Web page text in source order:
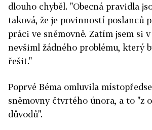
dlouho chyběl. "Obecná pravidla
taková, že je povinností poslanců
práci ve sněmovně. Zatím jsem si
nevšiml žádného problému, který
řešit."
Poprvé Béma omluvila
sněmovny čtvrtého února, a to "z
důvodů".